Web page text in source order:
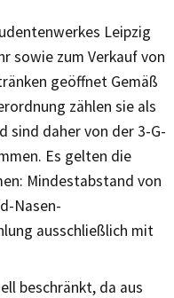
Leipzig
sowie zum Verkauf von
geöffnet Gemäß
zählen sie als
sind daher von der 3-G-
Es gelten die
Mindestabstand von
Nasen-
ausschließlich mit
beschränkt, da aus